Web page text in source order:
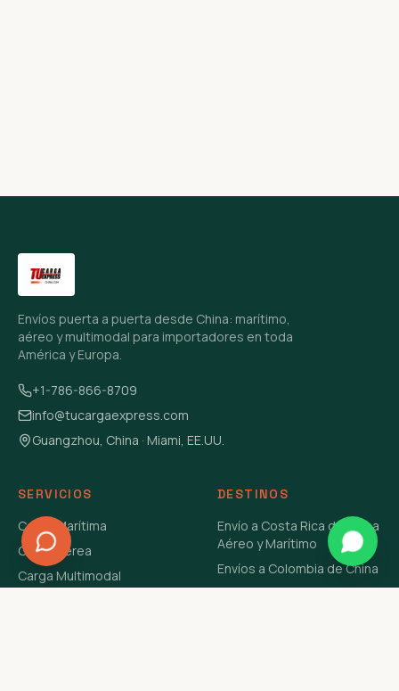
Envíos puerta a puerta desde China: marítimo,
aéreo y multimodal para importadores en toda
América y Europa.
+1-786-866-8709
info@tucargaexpress.com
Guangzhou, China · Miami, EE.UU.
SERVICIOS
Carga Marítima
Carga Aérea
Carga Multimodal
DESTINOS
Envío a Costa Rica de China
Aéreo y Marítimo
Envíos a Colombia de China